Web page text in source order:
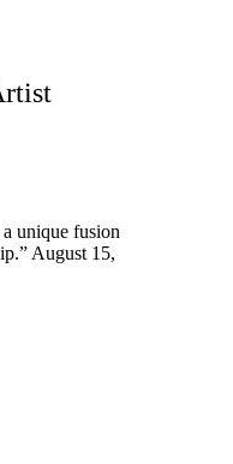
unique fusion
August 15,